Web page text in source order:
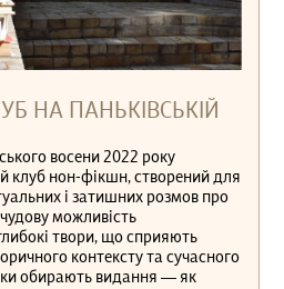
НА ПАНЬКІВСЬКІЙ
восени 2022 року
клуб нон-фікшн, створений для
і затишних розмов про
можливість
твори, що сприяють
контексту та сучасного
обирають видання — як